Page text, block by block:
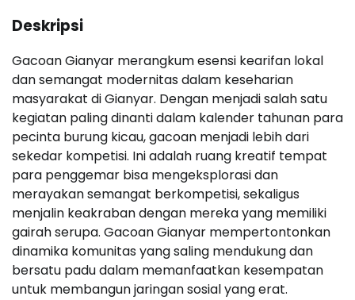
Deskripsi
Gacoan Gianyar merangkum esensi kearifan lokal
dan semangat modernitas dalam keseharian
masyarakat di Gianyar. Dengan menjadi salah satu
kegiatan paling dinanti dalam kalender tahunan para
pecinta burung kicau, gacoan menjadi lebih dari
sekedar kompetisi. Ini adalah ruang kreatif tempat
para penggemar bisa mengeksplorasi dan
merayakan semangat berkompetisi, sekaligus
menjalin keakraban dengan mereka yang memiliki
gairah serupa. Gacoan Gianyar mempertontonkan
dinamika komunitas yang saling mendukung dan
bersatu padu dalam memanfaatkan kesempatan
untuk membangun jaringan sosial yang erat.